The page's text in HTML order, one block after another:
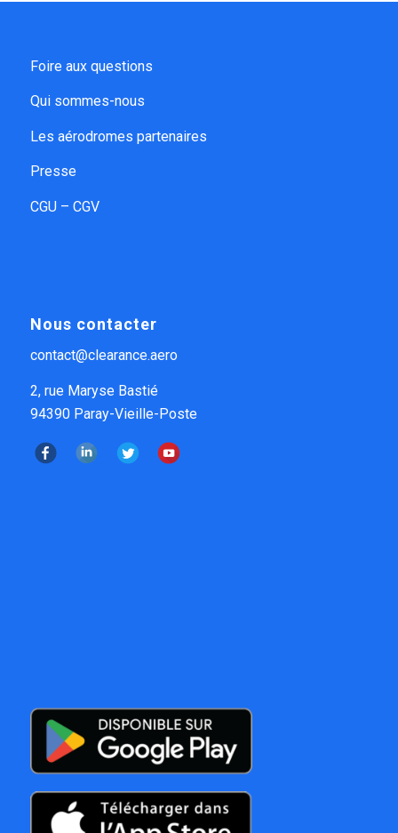
Foire aux questions
Qui sommes-nous
Les aérodromes partenaires
Presse
CGU – CGV
Nous contacter
contact@clearance.aero
2, rue Maryse Bastié
94390 Paray-Vieille-Poste